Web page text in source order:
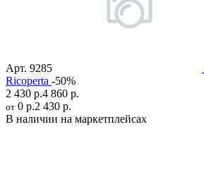
Арт. 9285
Ricoperta -50%
2 430 р.4 860 р.
от 0 р.2 430 р.
В наличии на маркетплейсах